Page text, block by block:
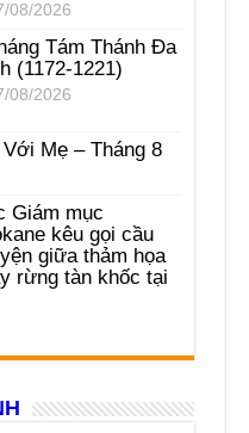
08/2026
Tám Thánh Ða
(1172-1221)
08/2026
Mẹ – Tháng 8
Giám mục
kêu gọi cầu
giữa thảm họa
rừng tàn khốc tại